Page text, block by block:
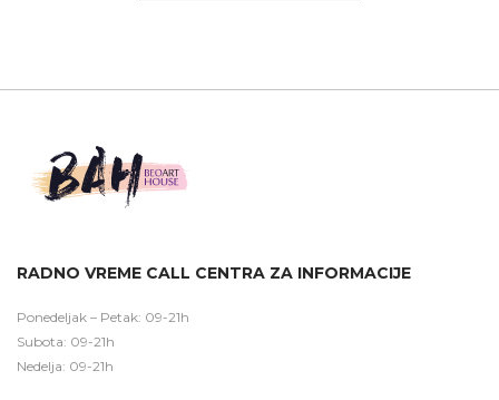
RADNO VREME CALL CENTRA ZA INFORMACIJE
Ponedeljak – Petak: 09-21h
Subota: 09-21h
Nedelja: 09-21h